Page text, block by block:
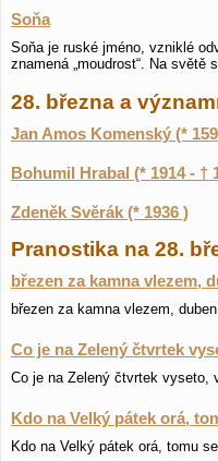
Soňa
Soňa je ruské jméno, vzniklé
znamená „moudrost“. Na
28. března a
Jan Amos Komenský (*
Bohumil Hrabal (* 1914 - †
Zdeněk Svěrák (* 1936 )
Pranostika na 28.
březen za kamna vlezem,
březen za kamna vlezem,
Co je na Zelený čtvrtek
Co je na Zelený čtvrtek vyseto,
Kdo na Velký pátek orá,
Kdo na Velký pátek orá, tomu